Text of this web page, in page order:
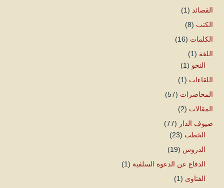
القصائد (1)
الكتب (8)
الكلمات (16)
اللغة (1)
النحو (1)
اللقاءات (1)
المحاضرات (57)
المقالات (2)
ضيوف الدار (77)
الخطب (23)
الدروس (19)
الدفاع عن الدعوة السلفية (1)
الفتاوى (1)